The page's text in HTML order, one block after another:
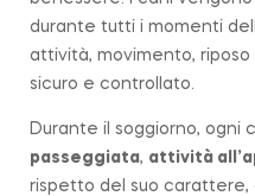
durante tutti i momenti
attività, movimento,
sicuro e controllato.
Durante il soggiorno, ogni
passeggiata, attività
rispetto del suo carattere,